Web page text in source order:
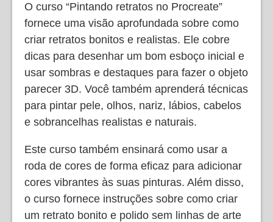
O curso “Pintando retratos no Procreate”
fornece uma visão aprofundada sobre como
criar retratos bonitos e realistas. Ele cobre
dicas para desenhar um bom esboço inicial e
usar sombras e destaques para fazer o objeto
parecer 3D. Você também aprenderá técnicas
para pintar pele, olhos, nariz, lábios, cabelos
e sobrancelhas realistas e naturais.
Este curso também ensinará como usar a
roda de cores de forma eficaz para adicionar
cores vibrantes às suas pinturas. Além disso,
o curso fornece instruções sobre como criar
um retrato bonito e polido sem linhas de arte